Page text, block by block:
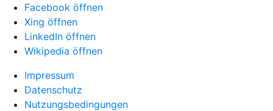
Facebook öffnen
Xing öffnen
LinkedIn öffnen
Wikipedia öffnen
Impressum
Datenschutz
Nutzungsbedingungen